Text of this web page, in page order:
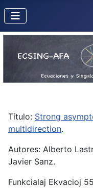
Título: Strong
multidirection.
Autores: Alberto
Javier Sanz.
Funkcialaj Ekvacioj